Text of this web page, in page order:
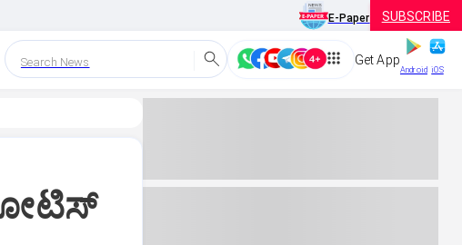
E-Paper SUBSCRIBE
Search News Get App
Android iOS